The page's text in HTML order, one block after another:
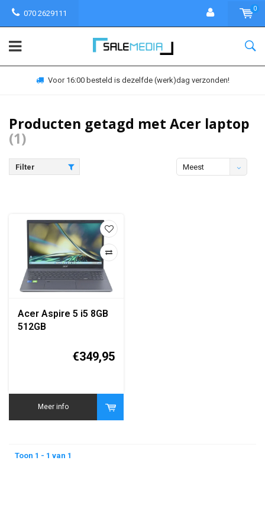
070 2629111
0
Voor 16:00 besteld is dezelfde (werk)dag verzonden!
Producten getagd met Acer laptop
(1)
Filter
Meest
Acer Aspire 5 i5 8GB
512GB
€349,95
Meer info
Toon 1 - 1 van 1